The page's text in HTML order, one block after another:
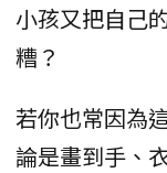
小孩又把自己
糟？
若你也常因為
論是畫到手、